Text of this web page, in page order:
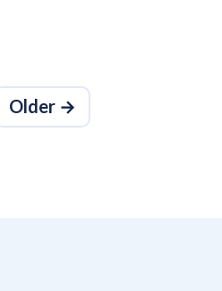
Older →